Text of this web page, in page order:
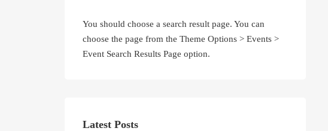
You should choose a search result page. You can
choose the page from the Theme Options > Events >
Event Search Results Page option.
Latest Posts